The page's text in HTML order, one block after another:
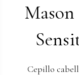
Mason
Cepillo